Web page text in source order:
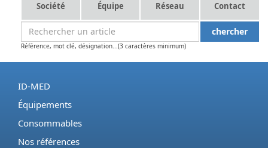
Société Équipe Réseau Contact
Référence, mot clé, désignation...(3 caractères minimum)
ID-MED
Équipements
Consommables
Nos références